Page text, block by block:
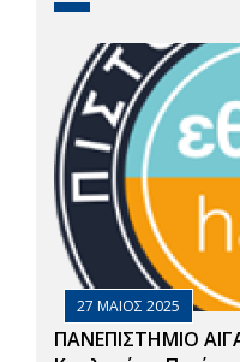
27 ΜΑΙΟΣ 2025
ΠΑΝΕΠΙΣΤΗΜΙΟ